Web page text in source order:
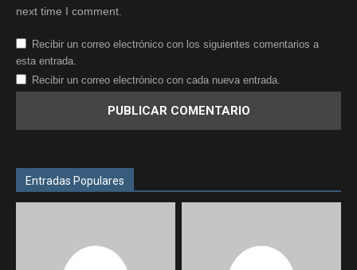
next time I comment.
Recibir un correo electrónico con los siguientes comentarios a
esta entrada.
Recibir un correo electrónico con cada nueva entrada.
Entradas Populares